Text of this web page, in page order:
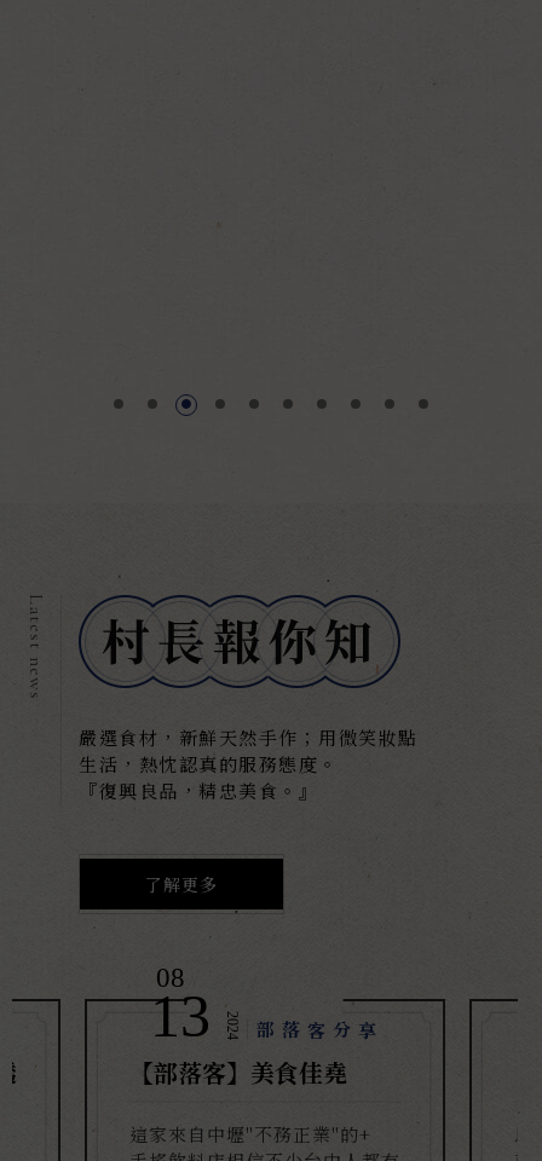
嚴選食材，新鮮天然手作；用微笑妝點
生活，熱忱認真的服務態度。
『復興良品，精忠美食。』
了解更多
08
13 2024 部落客分享
【部落客】美食佳堯
這家來自中壢"不務正業"的+
馬